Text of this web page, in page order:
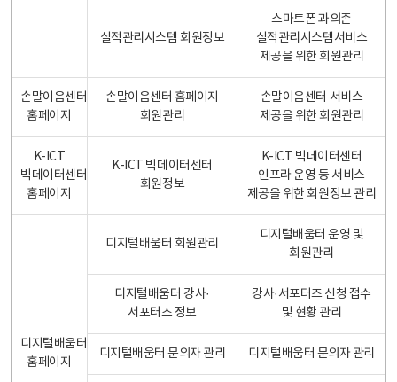
실적관리시스템 회원정보
스마트폰 과의존
실적관리시스템서비스
제공을 위한 회원관리
손말이음센터
홈페이지
손말이음센터 홈페이지
회원관리
손말이음센터 서비스
제공을 위한 회원관리
K-ICT
빅데이터센터
홈페이지
K-ICT 빅데이터센터
회원정보
K-ICT 빅데이터센터
인프라 운영 등 서비스
제공을 위한 회원정보 관리
디지털배움터
홈페이지
디지털배움터 회원관리
디지털배움터 운영 및
회원관리
디지털배움터 강사·
서포터즈 정보
강사·서포터즈 신청 접수
및 현황 관리
디지털배움터 문의자 관리 디지털배움터 문의자 관리